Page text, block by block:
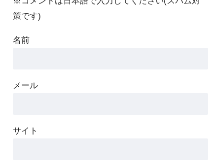
策です)
名前
メール
サイト